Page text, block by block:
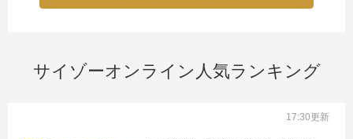
サイゾーオンライン人気ランキング
17:30更新